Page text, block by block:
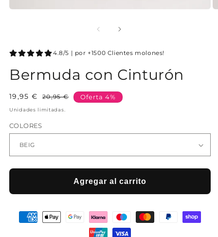
4.8/5 | por +1500 Clientes molones!
Bermuda con Cinturón
Precio
20,95 €
Precio
19,95 € Oferta 4%
Unidades limitadas.
COLORES
Agregar al carrito